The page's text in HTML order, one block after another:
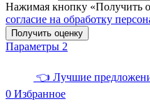
Нажимая кнопку «Получить
согласие на обработку
Получить оценку
Параметры 2
👈 Лучшие
0 Избранное